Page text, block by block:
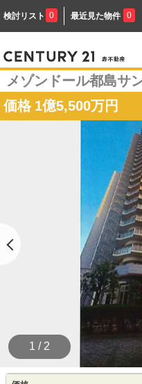
検討リスト 0 最近見た物件 0
メゾンドール都島サ
価格 1億5,500万円
1 / 2